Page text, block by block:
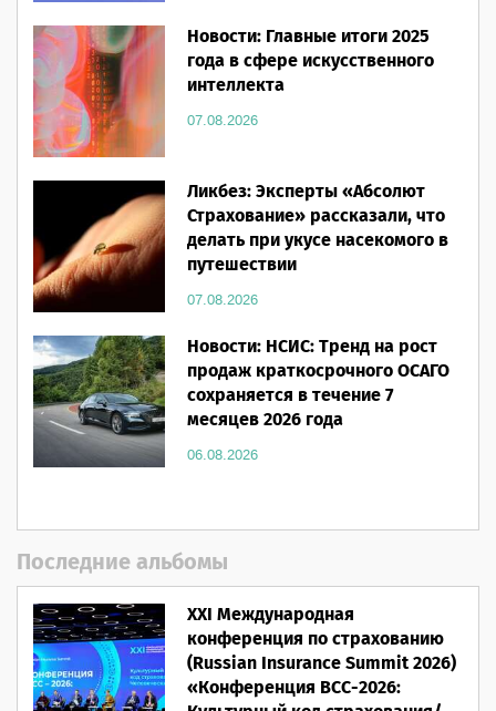
Новости: Главные итоги 2025
года в сфере искусственного
интеллекта
07.08.2026
Ликбез: Эксперты «Абсолют
Страхование» рассказали, что
делать при укусе насекомого в
путешествии
07.08.2026
Новости: НСИС: Тренд на рост
продаж краткосрочного ОСАГО
сохраняется в течение 7
месяцев 2026 года
06.08.2026
Последние альбомы
XXI Международная
конференция по страхованию
(Russian Insurance Summit 2026)
«Конференция ВСС-2026: